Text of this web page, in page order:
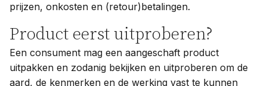
prijzen, onkosten en (retour)betalingen.
Product eerst uitproberen?
Een consument mag een aangeschaft product
uitpakken en zodanig bekijken en uitproberen om de
aard, de kenmerken en de werking vast te kunnen